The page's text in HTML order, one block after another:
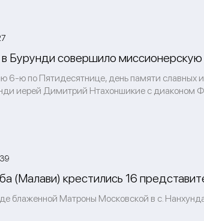
Бурунди совершило миссионерскую
6-ю по Пятидесятнице, день памяти славных
иерей Димитрий Нтахоншикие с диаконом
(Малави) крестились 16
блаженной Матроны Московской в с.